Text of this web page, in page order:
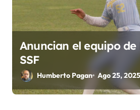
Anuncian el equipo
SSF
Humberto Pagan Ago 25, 2025